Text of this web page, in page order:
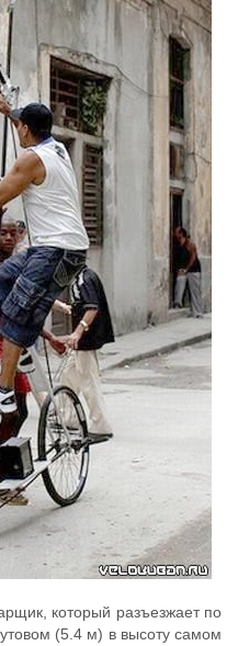
который разъезжает по
(5.4 м) в высоту самом